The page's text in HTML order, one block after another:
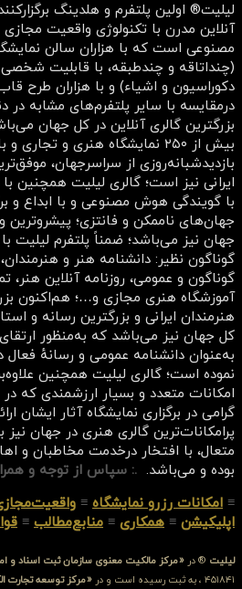
لیلیت® اولین پلتفرم و هلدینگ
آنلاین مدرن با تکنولوژی واقعیت
مصنوعی است که با هزاران سالن
(چنداتاقه و چندطبقه، با قابلیت
دکوراسیون و اشیاء) و با هزاران طرح
درمقایسه با سایر پلتفرم‌های مشابه در
بزرگترین گالری آنلاین در کل جهان
بیش از ۲۵۰ نمایشگاه هنری و
بازدیدشبانه‌روزی از سراسرجهان،
ایرانی نیز است؛ گالری لیلیت همچنین با
با گویندگی هوش مصنوعی و با ابداع و
جهان‌های ناممکن و فانتزی؛ پیشروترین و
جهان نیز می‌باشد؛ ضمناً پلتفرم لیلیت
گوناگون نظیر: دانشنامه هنر و
گوناگون و عمومی، روزنامه آنلاین هنر،
آموزشگاه هنری مجازی و…؛ هم‌اکنون
هنرمندان ایرانی و بزرگترین رسانه و
کل جهان نیز می‌باشد که به‌منظور
به‌عنوان دانشنامه عمومی و رسانهٔ فعال
نموده است؛ گالری لیلیت همچنین
امکانات متعدد و بسیار ارزشمندی که
گرامی در برگزاری نمایشگاه آثار ایشان
پرامکانات‌ترین گالری هنری در جهان نیز
متعال، با افتخار درخدمت مخاطبان و
بوده و می‌باشد. .: سپاس از توجه و
≡ امکانات رزرو نمایشگاه ≡
اپلیکیشن ≡ همکاری ≡ منابع‌مطالب ≡
لیلیت ® در «مرکز مالکیت معنوی سازمان ثبت اسناد و
۴۵۱۸۴۱ ، به ثبت رسیده است و در
«مرکز توسعه تجارت